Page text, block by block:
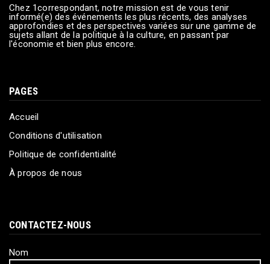
Chez 1correspondant, notre mission est de vous tenir
informé(e) des événements les plus récents, des analyses
approfondies et des perspectives variées sur une gamme de
sujets allant de la politique à la culture, en passant par
l'économie et bien plus encore.
PAGES
Accueil
Conditions d'utilisation
Politique de confidentialité
À propos de nous
CONTACTEZ-NOUS
Nom